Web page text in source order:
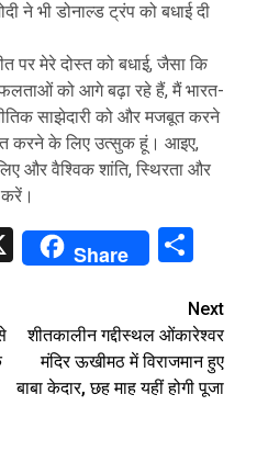
ने भी डोनाल्ड ट्रंप को बधाई दी
पर मेरे दोस्त को बधाई, जैसा कि
को आगे बढ़ा रहे हैं, मैं भारत-
साझेदारी को और मजबूत करने
करने के लिए उत्सुक हूं। आइए,
और वैश्विक शांति, स्थिरता और
करें।
X Share
Next
शीतकालीन गद्दीस्थल ओंकारेश्वर
मंदिर ऊखीमठ में विराजमान हुए
बाबा केदार, छह माह यहीं होगी पूजा